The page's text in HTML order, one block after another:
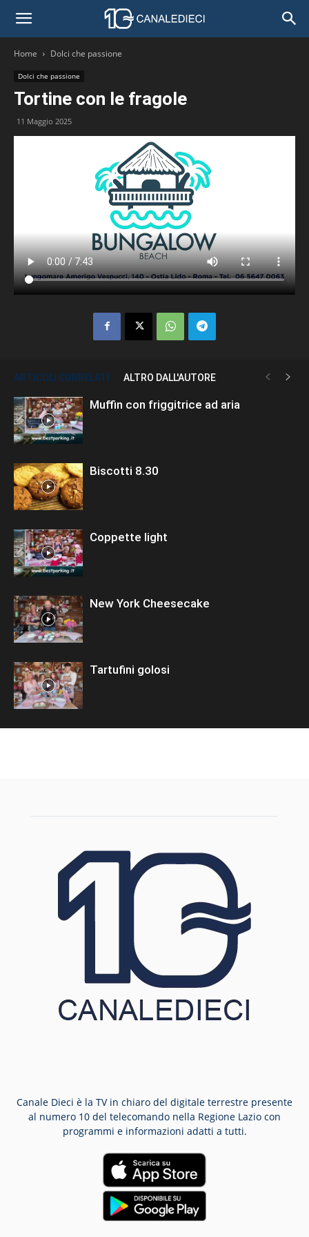
Home Dolci che passione
Dolci che passione
Tortine con le fragole
11 Maggio 2025
ARTICOLI CORRELATI ALTRO DALL'AUTORE
Muffin con friggitrice ad aria
Biscotti 8.30
Coppette light
New York Cheesecake
Tartufini golosi
Canale Dieci è la TV in chiaro del digitale terrestre presente
al numero 10 del telecomando nella Regione Lazio con
programmi e informazioni adatti a tutti.